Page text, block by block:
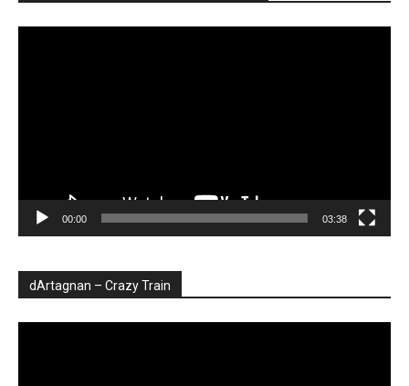
00:00 03:38
dArtagnan – Crazy Train